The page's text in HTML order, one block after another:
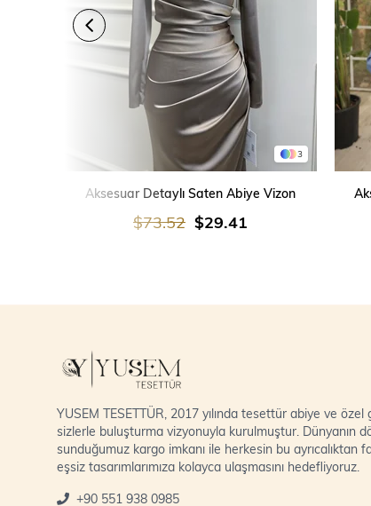
3
Aksesuar Detaylı Saten Abiye Vizon
$29.41
$73.52
YUSEM TESETTÜR, 2017 yılında tesettür abiye ve
sizlerle buluşturma vizyonuyla kurulmuştur. Dünyanın
sunduğumuz kargo imkanı ile herkesin bu ayrıcalıktan
eşsiz tasarımlarımıza kolayca ulaşmasını hedefliyoruz.
+90 551 938 0985